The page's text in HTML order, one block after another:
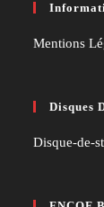
Mentions
Disques
Disque-de-